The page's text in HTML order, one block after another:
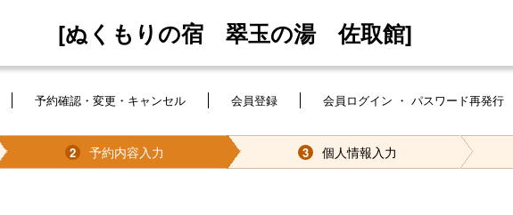
[ぬくもりの宿 翠玉の湯 佐取館]
予約確認・変更・キャンセル 会員登録 会員ログイン ・ パスワード再発行
2 予約内容入力 3 個人情報入力